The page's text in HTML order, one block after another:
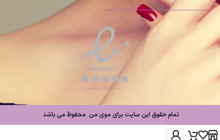
تمام حقوق این سایت برای موی من محفوظ می باشد